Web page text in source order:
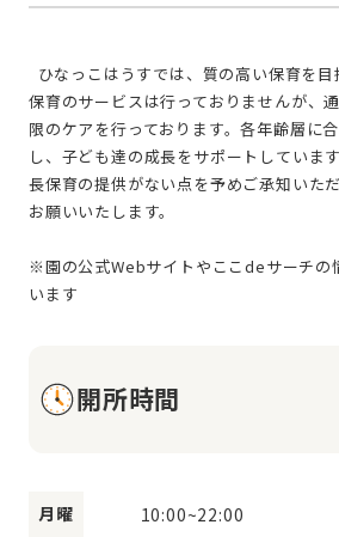
保育のサービスは行っておりませんが、
限のケアを行っております。各年齢層に
し、子ども達の成長をサポートしていま
長保育の提供がない点を予めご承知いた
お願いいたします。
※園の公式Webサイトやここdeサーチの
開所時間
月曜 10:00~22:00